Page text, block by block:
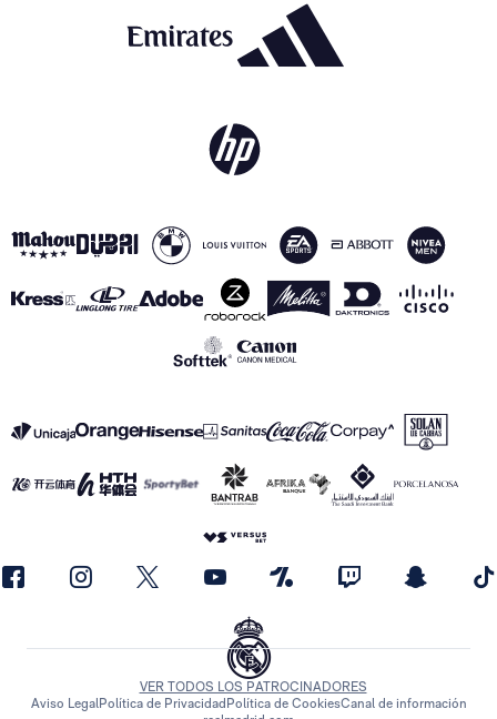
VER TODOS LOS PATROCINADORES
Aviso LegalPolítica de Privacidad Política de CookiesCanal de información